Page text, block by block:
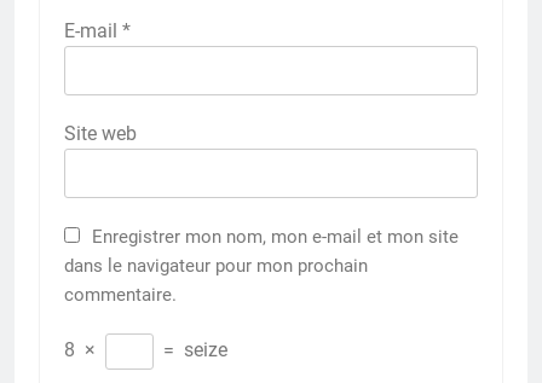
E-mail *
Site web
Enregistrer mon nom, mon e-mail et mon site
dans le navigateur pour mon prochain
commentaire.
8 × = seize